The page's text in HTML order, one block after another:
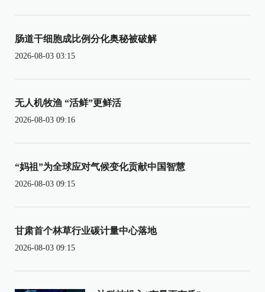
肠道干细胞成比例分化奥秘被破解
2026-08-03 03:15
无人机牧渔 “活鲜”更鲜活
2026-08-03 09:16
“妈祖”为全球应对气候变化贡献中国智慧
2026-08-03 09:15
甘肃首个林草行业碳计量中心落地
2026-08-03 09:15